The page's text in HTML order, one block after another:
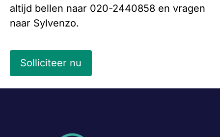
altijd bellen naar 020-2440858 en vragen
naar Sylvenzo.
Solliciteer nu